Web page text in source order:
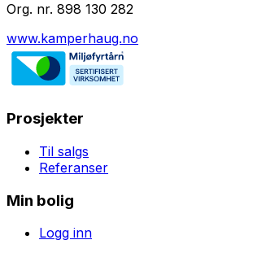
Org. nr. 898 130 282
www.kamperhaug.no
Prosjekter
Til salgs
Referanser
Min bolig
Logg inn